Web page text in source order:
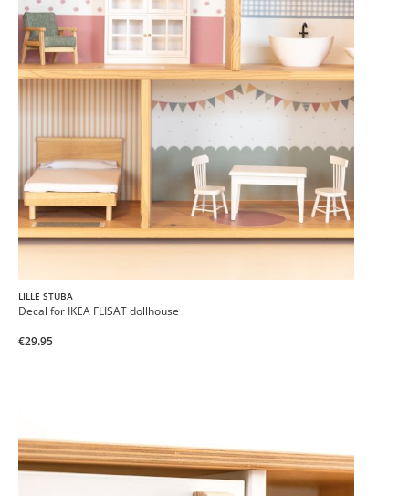
LILLE STUBA
Decal for IKEA FLISAT dollhouse
€29.95